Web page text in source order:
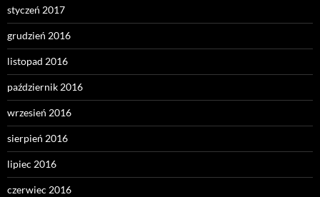
styczeń 2017
grudzień 2016
listopad 2016
październik 2016
wrzesień 2016
sierpień 2016
lipiec 2016
czerwiec 2016